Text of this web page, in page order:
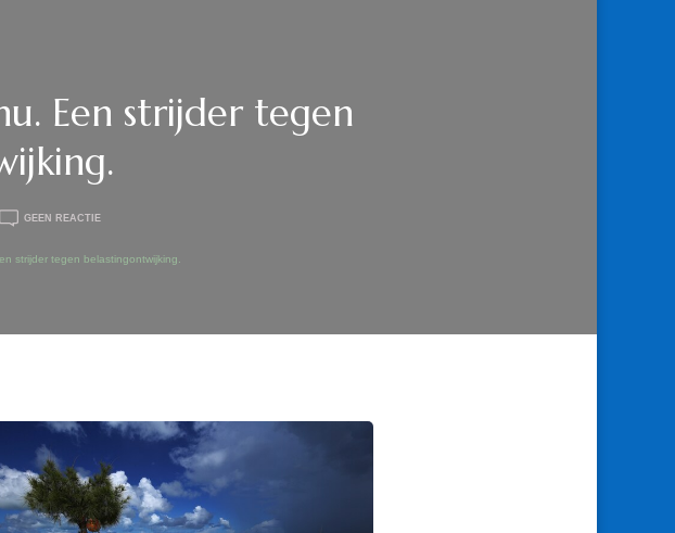
Een strijder tegen
GEEN REACTIEOP
HOEKSTRA
strijder tegen belastingontwijking.